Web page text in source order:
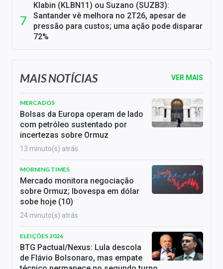
Klabin (KLBN11) ou Suzano (SUZB3):
Santander vê melhora no 2T26, apesar de
pressão para custos; uma ação pode disparar
72%
MAIS NOTÍCIAS VER MAIS
MERCADOS
Bolsas da Europa operam de lado
com petróleo sustentado por
incertezas sobre Ormuz
13 minuto(s) atrás
MORNING TIMES
Mercado monitora negociação
sobre Ormuz; Ibovespa em dólar
sobe hoje (10)
24 minuto(s) atrás
ELEIÇÕES 2026
BTG Pactual/Nexus: Lula descola
de Flávio Bolsonaro, mas empate